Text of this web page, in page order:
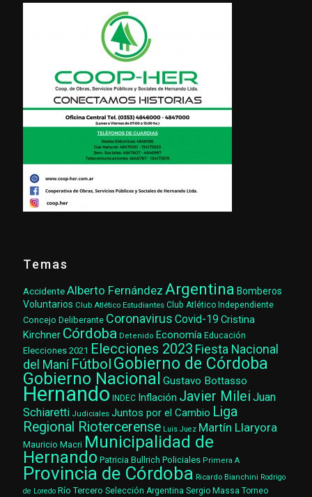
Temas
AccidenteAlberto Fernández Argentina Bomberos
Voluntarios Club Atlético Estudiantes Club Atlético Independiente
Concejo Deliberante Coronavirus Covid-19 Cristina
Kirchner Córdoba Detenido Economía Educación
Elecciones 2021 Elecciones 2023 Fiesta Nacional
del Maní Fútbol Gobierno de Córdoba
Gobierno Nacional Gustavo Bottasso
Hernando INDEC Inflación Javier Milei Juan
Schiaretti Judiciales Juntos por el Cambio Liga
Regional Riotercerense Luis Juez Martín Llaryora
Mauricio Macri Municipalidad de
Hernando Patricia Bullrich Policiales Primera A
Provincia de Córdoba Ricardo Bianchini Rodrigo
de Loredo Río Tercero Selección Argentina Sergio Massa Torneo